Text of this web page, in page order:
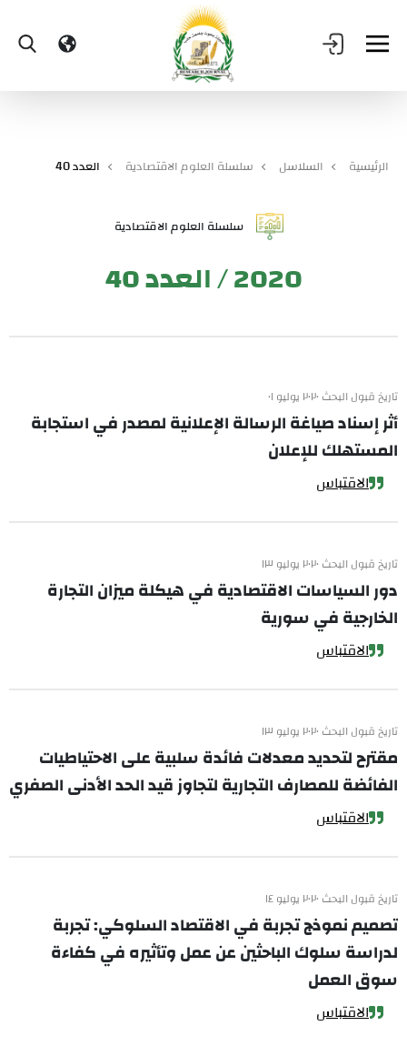
الرئيسية السلاسل سلسلة العلوم الاقتصادية العدد 40
سلسلة العلوم الاقتصادية
2020 / العدد 40
تاريخ قبول البحث ٢٠٢٠ يوليو ٠١
أثر إسناد صياغة الرسالة الإعلانية لمصدر في استجابة
المستهلك للإعلان
الاقتباس
تاريخ قبول البحث ٢٠٢٠ يوليو ١٣
دور السياسات الاقتصادية في هيكلة ميزان التجارة
الخارجية في سورية
الاقتباس
تاريخ قبول البحث ٢٠٢٠ يوليو ١٣
مقترح لتحديد معدلات فائدة سلبية على الاحتياطيات
الفائضة للمصارف التجارية لتجاوز قيد الحد الأدنى الصفري
الاقتباس
تاريخ قبول البحث ٢٠٢٠ يوليو ١٤
تصميم نموذج تجربة في الاقتصاد السلوكي: تجربة
لدراسة سلوك الباحثين عن عمل وتأثيره في كفاءة
سوق العمل
الاقتباس